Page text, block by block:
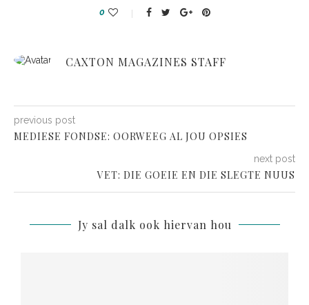
0
CAXTON MAGAZINES STAFF
previous post
MEDIESE FONDSE: OORWEEG AL JOU OPSIES
next post
VET: DIE GOEIE EN DIE SLEGTE NUUS
Jy sal dalk ook hiervan hou